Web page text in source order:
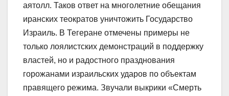
аятолл. Таков ответ на многолетние обещания
иранских теократов уничтожить Государство
Израиль. В Тегеране отмечены примеры не
только лоялистских демонстраций в поддержку
властей, но и радостного празднования
горожанами израильских ударов по объектам
правящего режима. Звучали выкрики «Смерть